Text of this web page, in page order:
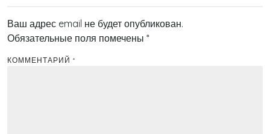
Ваш адрес email не будет опубликован.
Обязательные поля помечены *
КОММЕНТАРИЙ *